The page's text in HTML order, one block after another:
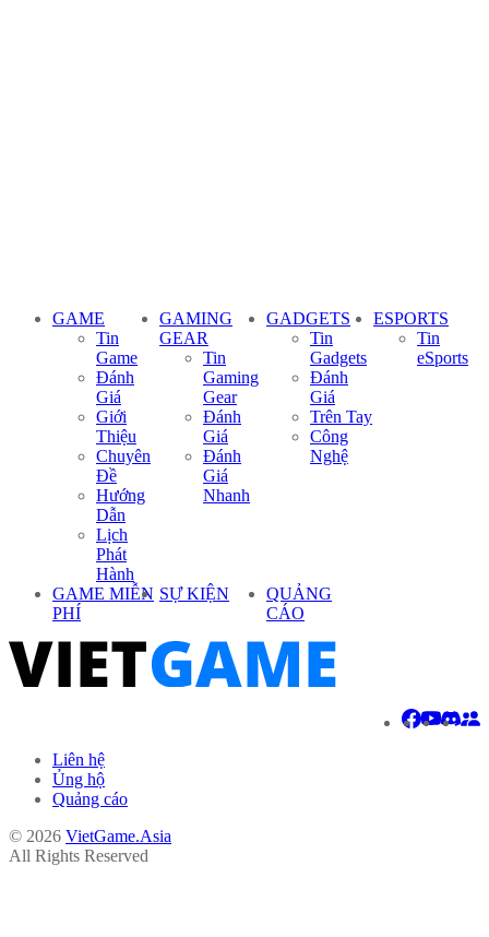
GAME
Tin
Game
Đánh
Giá
Giới
Thiệu
Chuyên
Đề
Hướng
Dẫn
Lịch
Phát
Hành
GAMING
GEAR
Tin
Gaming
Gear
Đánh
Giá
Đánh
Giá
Nhanh
GADGETS
Tin
Gadgets
Đánh
Giá
Trên Tay
Công
Nghệ
ESPORTS
Tin
eSports
GAME MIỄN
PHÍ
SỰ KIỆN
QUẢNG
CÁO
Liên hệ
Ủng hộ
Quảng cáo
© 2026 VietGame.Asia
All Rights Reserved